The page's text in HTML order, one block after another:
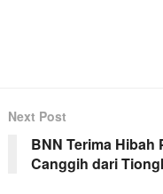
Next Post
BNN Terima
Canggih dari